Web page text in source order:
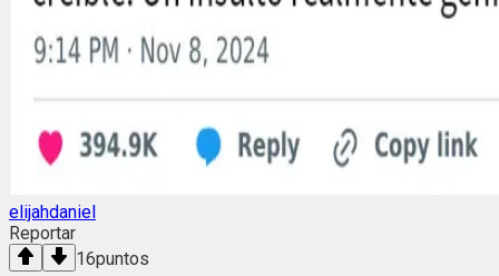
elijahdaniel
Reportar
16puntos